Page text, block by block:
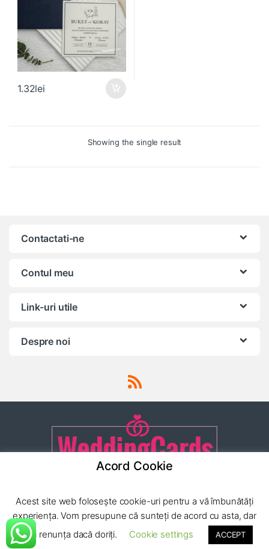
1.32lei
Showing the single result
Contactati-ne
Contul meu
Link-uri utile
Despre noi
24/7!
(0040) 752 222
779
Acord Cookie
Acest site web folosește cookie-uri pentru a vă îmbunătăți
experiența. Vom presupune că sunteți de acord cu asta, dar
puteți renunța dacă doriți.
Cookie settings ACCEPT